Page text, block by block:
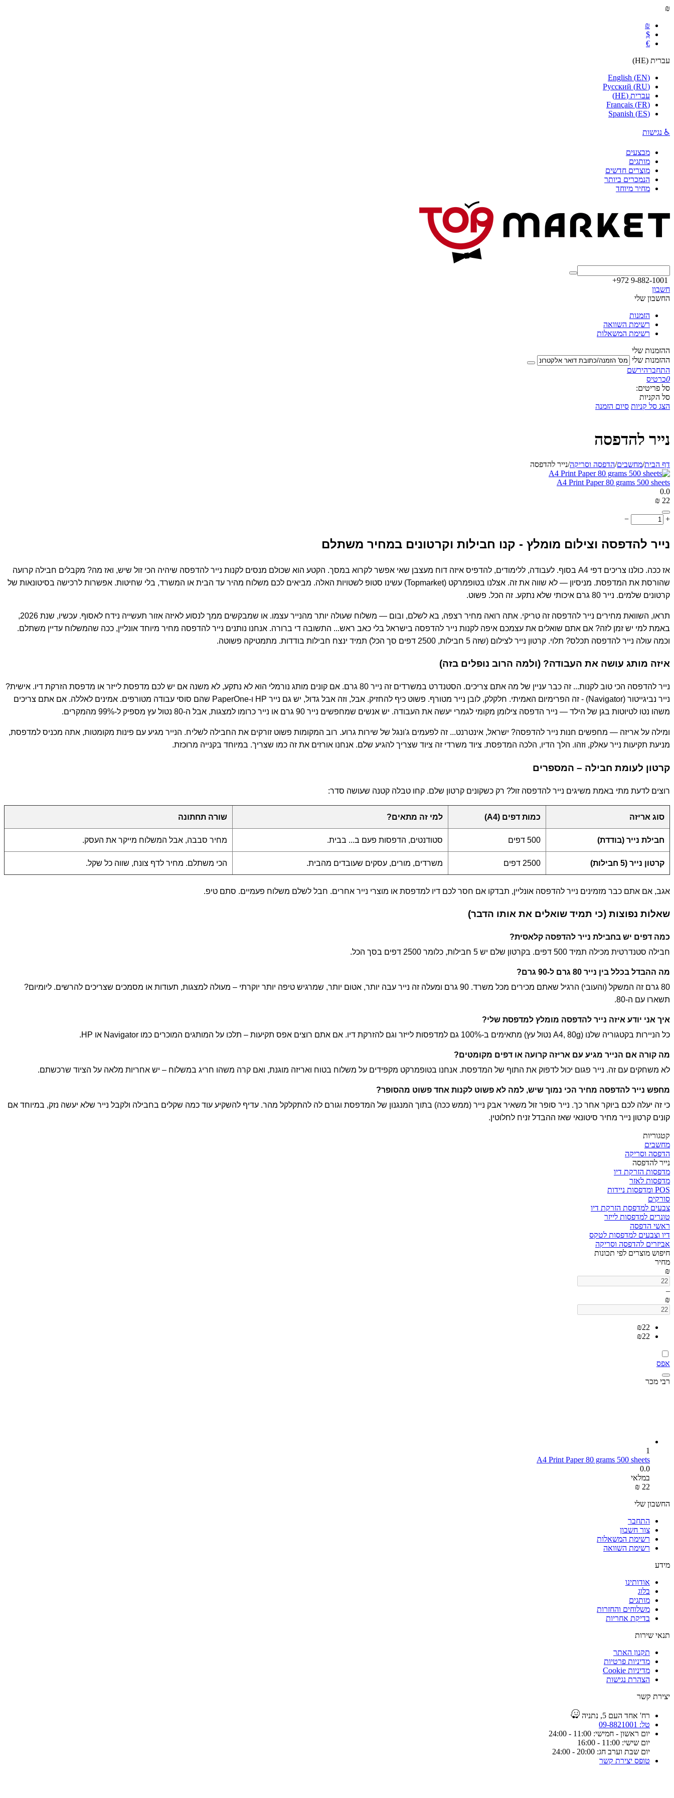
₪
₪
$
€
עברית (
HE
)
English (EN)
Русский (RU)
עברית (
HE
)
Français (FR)
Spanish (ES)
♿ נגישות
מבצעים
מותגים
מוצרים חדשים
הנמכרים ביותר
מחיר מיוחד
+972 9-882-1001
חשבון
החשבון שלי
הזמנות
רשימת השוואה
רשימת המשאלות
ההזמנות שלי
ההזמנות שלי
התחברהירשם
0כרטיס
סל פריטים:
סל הקניות
הצג סל קניות סיום הזמנה
נייר להדפסה
דף הבית/מחשבים/הדפסה וסריקה/נייר להדפסה
A4 Print Paper 80 grams 500 sheets
0.0
₪ ‍22‍
+
−
נייר להדפסה וצילום מומלץ - קנו חבילות וקרטונים במחיר משתלם
אז ככה. כולנו צריכים דפי A4 בסוף. לעבודה, ללימודים, להדפיס איזה דוח מעצבן שאי אפשר לקרוא במסך. הקטע הוא שכולם מנסים לקנות נייר להדפסה שיהיה הכי זול שיש, ואז מה? מקבלים חבילה קרועה
שהורסת את המדפסת. מניסיון — לא שווה את זה. אצלנו בטופמרקט (Topmarket) עשינו סטופ לשטויות האלה. מביאים לכם משלוח מהיר עד הבית או המשרד, בלי שחיטות. אפשרות לרכישה בסיטונאות של
קרטונים שלמים. נייר 80 גרם איכותי שלא נתקע. זה הכל. פשוט.
תראו, השוואת מחירים נייר להדפסה זה טריקי. אתה רואה מחיר רצפה, בא לשלם, ובום — משלוח שעולה יותר מהנייר עצמו. או שמבקשים ממך לנסוע לאיזה אזור תעשייה נידח לאסוף. עכשיו, שנת 2026,
באמת למי יש זמן לזה? אם אתם שואלים את עצמכם איפה לקנות נייר להדפסה בישראל בלי כאב ראש... התשובה די ברורה. אנחנו נותנים נייר להדפסה מחיר מיוחד אונליין, ככה שהמשלוח עדיין משתלם.
וכמה עולה נייר להדפסה תכלס? תלוי. קרטון נייר לצילום (שזה 5 חבילות, 2500 דפים סך הכל) תמיד ינצח חבילות בודדות. מתמטיקה פשוטה.
איזה מותג עושה את העבודה? (ולמה הרוב נופלים בזה)
נייר להדפסה הכי טוב לקנות... זה כבר עניין של מה אתם צריכים. הסטנדרט במשרדים זה נייר 80 גרם. אם קונים מותג נורמלי הוא לא נתקע, לא משנה אם יש לכם מדפסת לייזר או מדפסת הזרקת דיו. אישית?
נייר נביגייטור (Navigator) - זה הפרימיום האמיתי. חלקלק, לובן נייר מטורף. פשוט כיף להחזיק. אבל, וזה אבל גדול, יש גם נייר HP ו-PaperOne שהם סוסי עבודה מטורפים. אמינים לאללה. אם אתם צריכים
משהו נטו לטיוטות בגן של הילד — נייר הדפסה צילומן מקומי לגמרי יעשה את העבודה. יש אנשים שמחפשים נייר 90 גרם או נייר כרומו למצגות, אבל ה-80 נטול עץ מספיק ל-99% מהמקרים.
ומילה על אריזה — מחפשים חנות נייר להדפסה? ישראל, אינטרנט... זה לפעמים ג'ונגל של שירות גרוע. רוב המקומות פשוט זורקים את החבילה לשליח. הנייר מגיע עם פינות מקומטות, אתה מכניס למדפסת,
מניעת תקיעות נייר עאלק, וזהו. הלך הדיו, הלכה המדפסת. ציוד משרדי זה ציוד שצריך להגיע שלם. אנחנו אורזים את זה כמו שצריך. במיוחד בקנייה מרוכזת.
קרטון לעומת חבילה – המספרים
רוצים לדעת מתי באמת משיגים נייר להדפסה זול? רק כשקונים קרטון שלם. קחו טבלה קטנה שעושה סדר:
סוג אריזה כמות דפים (A4) למי זה מתאים? שורה תחתונה
חבילת נייר (בודדת) 500 דפים סטודנטים, הדפסות פעם ב... בבית. מחיר סבבה, אבל המשלוח מייקר את העסק.
קרטון נייר (5 חבילות) 2500 דפים משרדים, מורים, עסקים שעובדים מהבית. הכי משתלם. מחיר לדף צונח, שווה כל שקל.
אגב, אם אתם כבר מזמינים נייר להדפסה אונליין, תבדקו אם חסר לכם דיו למדפסת או מוצרי נייר אחרים. חבל לשלם משלוח פעמיים. סתם טיפ.
שאלות נפוצות (כי תמיד שואלים את אותו הדבר)
כמה דפים יש בחבילת נייר להדפסה קלאסית?
חבילה סטנדרטית מכילה תמיד 500 דפים. בקרטון שלם יש 5 חבילות, כלומר 2500 דפים בסך הכל.
מה ההבדל בכלל בין נייר 80 גרם ל-90 גרם?
80 גרם זה המשקל (והעובי) הרגיל שאתם מכירים מכל משרד. 90 גרם ומעלה זה נייר עבה יותר, אטום יותר, שמרגיש טיפה יותר יוקרתי – מעולה למצגות, תעודות או מסמכים שצריכים להרשים. ליומיום?
תשארו עם ה-80.
איך אני יודע איזה נייר להדפסה מומלץ למדפסת שלי?
כל הניירות בקטגוריה שלנו (A4, 80g נטול עץ) מתאימים ב-100% גם למדפסות לייזר וגם להזרקת דיו. אם אתם רוצים אפס תקיעות – תלכו על המותגים המוכרים כמו Navigator או HP.
מה קורה אם הנייר מגיע עם אריזה קרועה או דפים מקומטים?
לא משחקים עם זה. נייר פגום יכול לדפוק את התוף של המדפסת. אנחנו בטופמרקט מקפידים על משלוח בטוח ואריזה מוגנת, ואם קרה משהו חריג במשלוח – יש אחריות מלאה על הציוד שרכשתם.
מחפש נייר להדפסה מחיר הכי נמוך שיש, למה לא פשוט לקנות אחד פשוט מהסופר?
כי זה יעלה לכם ביוקר אחר כך. נייר סופר זול משאיר אבק נייר (ממש ככה) בתוך המנגנון של המדפסת וגורם לה להתקלקל מהר. עדיף להשקיע עוד כמה שקלים בחבילה ולקבל נייר שלא יעשה נזק, במיוחד אם
קונים קרטון נייר מחיר סיטונאי שאז ההבדל זניח לחלוטין.
קטגוריות
מחשבים
הדפסה וסריקה
נייר להדפסה
מדפסות הזרקת דיו
מדפסות לאזר
POS ומדפסות ניידות
סורקים
צבעים למדפסת הזרקת דיו
טונרים למדפסות לייזר
ראשי הדפסה
דיו וצבעים למדפסות לטקס
אביזרים להדפסה וסריקה
חיפוש מוצרים לפי תכונות
מחיר
₪
–
₪
₪22
₪22
אפס
רבי מכר
1
A4 Print Paper 80 grams 500 sheets
0.0
במלאי
₪ ‍22‍
החשבון שלי
התחבר
צור חשבון
רשימת המשאלות
רשימת השוואה
מידע
אודותינו
בלוג
מותגים
משלוחים והחזרות
בדיקת אחריות
תנאי שירות
תקנון האתר
מדיניות פרטיות
מדיניות Cookie
הצהרת נגישות
יצירת קשר
רח' אחד העם 5, נתניה
טל: 09-8821001
יום ראשון - חמישי: 11:00 - 24:00
יום שישי: 11:00 - 16:00
יום שבת וערב חג: 20:00 - 24:00
טופס יצירת קשר